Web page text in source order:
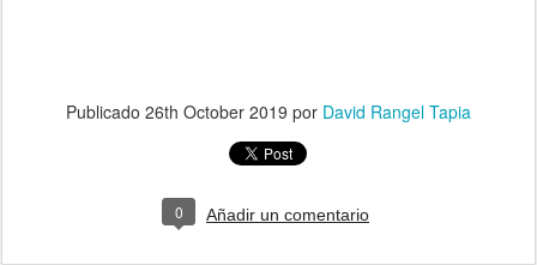
Publicado 26th October 2019 por David Rangel Tapia
0 Añadir un comentario